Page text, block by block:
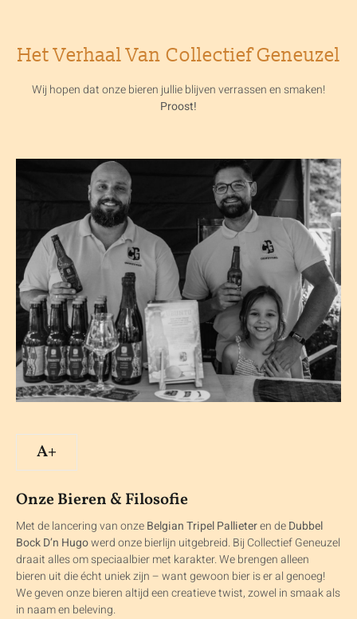
Het Verhaal Van Collectief Geneuzel
Wij hopen dat onze bieren jullie blijven verrassen en smaken!
Proost!
A+
Onze Bieren & Filosofie
Met de lancering van onzeBelgian Tripel Pallieteren deDubbel
Bock D’n Hugowerd onze bierlijn uitgebreid. Bij Collectief Geneuzel
draait alles om speciaalbier met karakter. We brengen alleen
bieren uit die écht uniek zijn – want gewoon bier is er al genoeg!
We geven onze bieren altijd een creatieve twist, zowel in smaak als
in naam en beleving.